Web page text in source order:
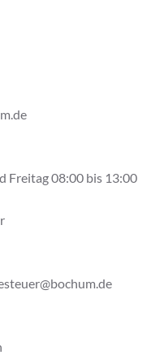
Freitag 08:00 bis 13:00